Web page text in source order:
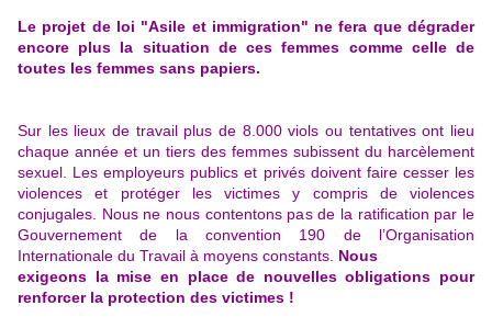
Le projet de loi "Asile et immigration" ne fera que dégrader
encore plus la situation de ces femmes comme celle de
toutes les femmes sans papiers.
Sur les lieux de travail plus de 8.000 viols ou tentatives ont lieu
chaque année et un tiers des femmes subissent du harcèlement
sexuel. Les employeurs publics et privés doivent faire cesser les
violences et protéger les victimes y compris de violences
conjugales. Nous ne nous contentons pas de la ratification par le
Gouvernement de la convention 190 de l’Organisation
Internationale du Travail à moyens constants. Nous
exigeons la mise en place de nouvelles obligations pour
renforcer la protection des victimes !